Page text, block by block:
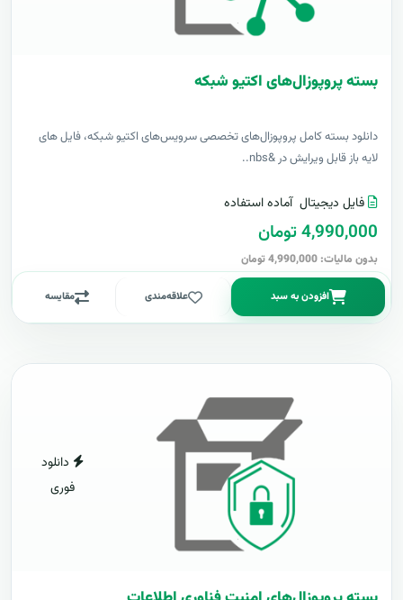
بسته پروپوزال‌های اکتیو شبکه
دانلود بسته کامل پروپوزال‌های تخصصی سرویس‌های اکتیو شبکه، فایل های
لایه باز قابل ویرایش در &nbs..
فایل دیجیتال آماده استفاده
4,990,000 تومان
بدون مالیات: 4,990,000 تومان
افزودن به سبد علاقه‌مندی مقایسه
دانلود
فوری